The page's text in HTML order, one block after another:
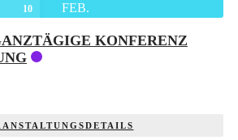
10 FEB.
KONFERENZ